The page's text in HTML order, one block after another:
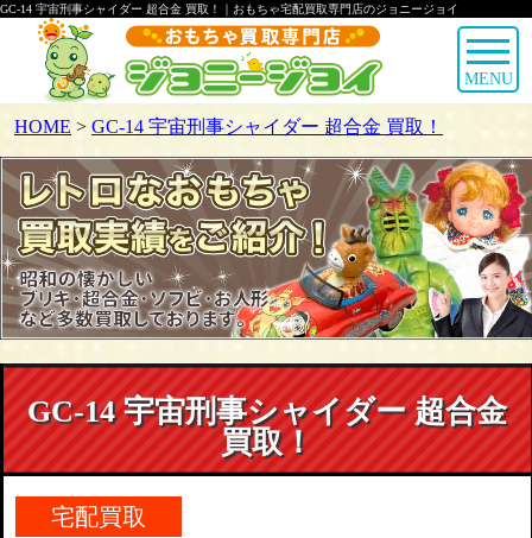
GC-14 宇宙刑事シャイダー 超合金 買取！｜おもちゃ宅配買取専門店のジョニージョイ
MENU
HOME > GC-14 宇宙刑事シャイダー 超合金 買取！
GC-14 宇宙刑事シャイダー 超合金
買取！
宅配買取